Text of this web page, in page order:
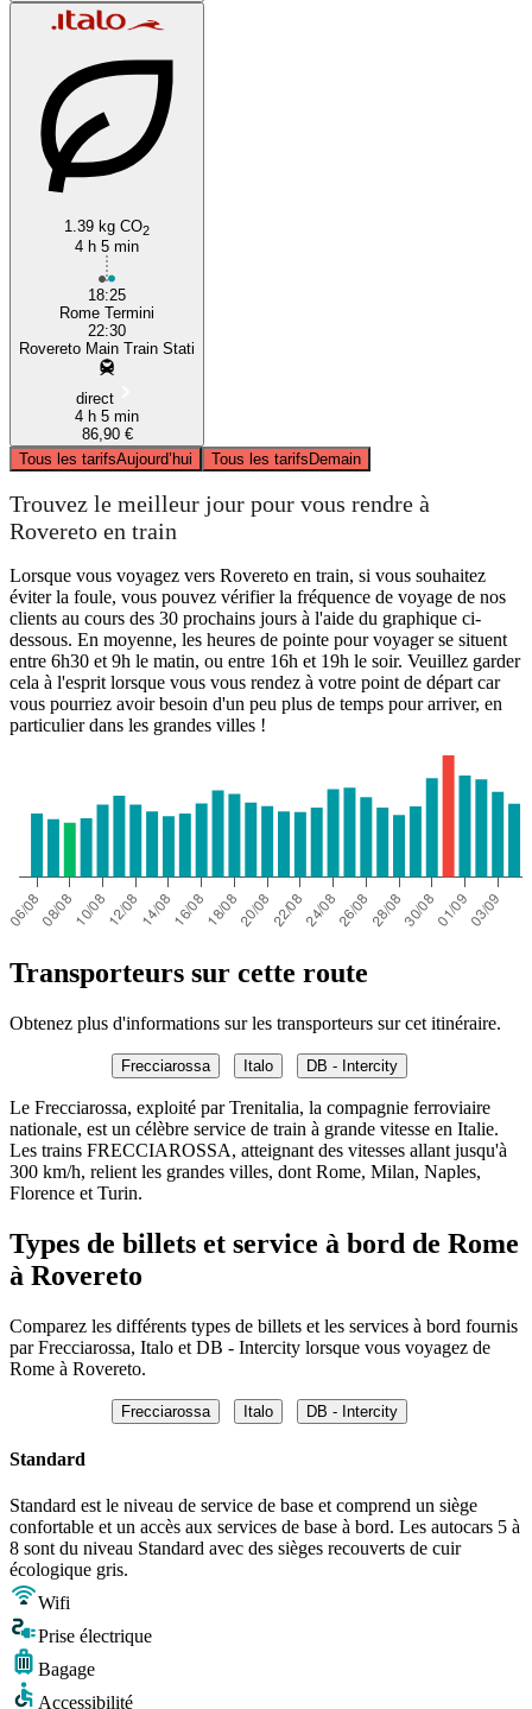
1.39 kg CO2
4 h 5 min
18:25
Rome Termini
22:30
Rovereto Main Train Stati
direct
4 h 5 min
86,90 €
Tous les tarifsAujourd’hui Tous les tarifsDemain
Trouvez le meilleur jour pour vous rendre à
Rovereto en train
Lorsque vous voyagez vers Rovereto en train, si vous souhaitez
éviter la foule, vous pouvez vérifier la fréquence de voyage de nos
clients au cours des 30 prochains jours à l'aide du graphique ci-
dessous. En moyenne, les heures de pointe pour voyager se situent
entre 6h30 et 9h le matin, ou entre 16h et 19h le soir. Veuillez garder
cela à l'esprit lorsque vous vous rendez à votre point de départ car
vous pourriez avoir besoin d'un peu plus de temps pour arriver, en
particulier dans les grandes villes !
Transporteurs sur cette route
Obtenez plus d'informations sur les transporteurs sur cet itinéraire.
Frecciarossa Italo DB - Intercity
Le Frecciarossa, exploité par Trenitalia, la compagnie ferroviaire
nationale, est un célèbre service de train à grande vitesse en Italie.
Les trains FRECCIAROSSA, atteignant des vitesses allant jusqu'à
300 km/h, relient les grandes villes, dont Rome, Milan, Naples,
Florence et Turin.
Types de billets et service à bord de Rome
à Rovereto
Comparez les différents types de billets et les services à bord fournis
par Frecciarossa, Italo et DB - Intercity lorsque vous voyagez de
Rome à Rovereto.
Frecciarossa Italo DB - Intercity
Standard
Standard est le niveau de service de base et comprend un siège
confortable et un accès aux services de base à bord. Les autocars 5 à
8 sont du niveau Standard avec des sièges recouverts de cuir
écologique gris.
Wifi
Prise électrique
Bagage
Accessibilité